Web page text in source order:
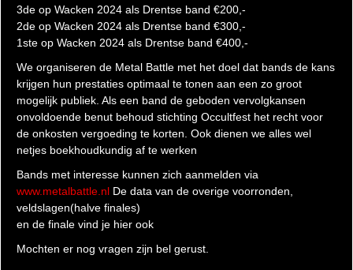
3de op Wacken 2024 als Drentse band €200,-
2de op Wacken 2024 als Drentse band €300,-
1ste op Wacken 2024 als Drentse band €400,-
We organiseren de Metal Battle met het doel dat bands de kans
krijgen hun prestaties optimaal te tonen aan een zo groot
mogelijk publiek. Als een band de geboden vervolgkansen
onvoldoende benut behoud stichting Occultfest het recht voor
de onkosten vergoeding te korten. Ook dienen we alles wel
netjes boekhoudkundig af te werken
Bands met interesse kunnen zich aanmelden via
www.metalbattle.nl De data van de overige voorronden,
veldslagen(halve finales)
en de finale vind je hier ook
Mochten er nog vragen zijn bel gerust.